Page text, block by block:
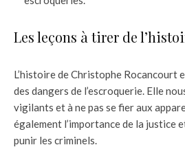
Les leçons à tirer de
L’histoire de Christophe Rocancourt
des dangers de l’escroquerie. Elle
vigilants et à ne pas se fier aux
également l’importance de la justice
punir les criminels.